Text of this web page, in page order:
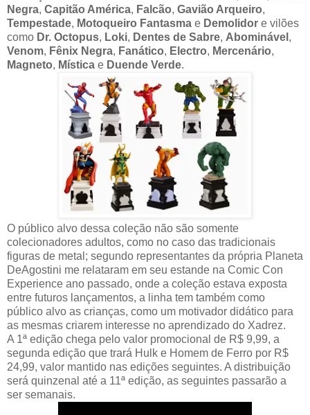
Negra, Capitão América, Falcão, Gavião Arqueiro,
Tempestade, Motoqueiro Fantasma e Demolidor e vilões
como Dr. Octopus, Loki, Dentes de Sabre, Abominável ,
Venom, Fênix Negra, Fanático, Electro, Mercenário,
Magneto, Mística e Duende Verde.
O público alvo dessa coleção não são somente
colecionadores adultos, como no caso das tradicionais
figuras de metal; segundo representantes da própria Planeta
DeAgostini me relataram em seu estande na Comic Con
Experience ano passado, onde a coleção estava exposta
entre futuros lançamentos, a linha tem também como
público alvo as crianças, como um motivador didático para
as mesmas criarem interesse no aprendizado do Xadrez.
A 1ª edição chega pelo valor promocional de R$ 9,99, a
segunda edição que trará Hulk e Homem de Ferro por R$
24,99, valor mantido nas edições seguintes. A distribuição
será quinzenal até a 11ª edição, as seguintes passarão a
ser semanais.